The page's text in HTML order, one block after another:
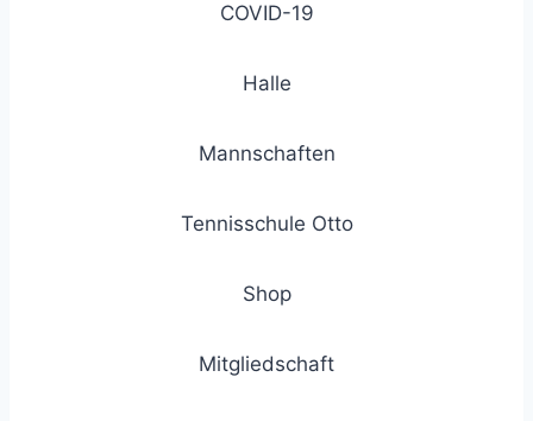
COVID-19
Halle
Mannschaften
Tennisschule Otto
Shop
Mitgliedschaft